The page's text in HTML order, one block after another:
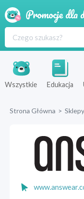
Wszystkie Edukacja
Strona Główna > Sklepy